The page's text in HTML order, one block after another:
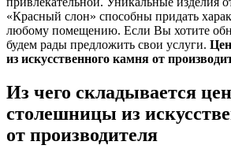
«Красный слон» способны придать
любому помещению. Если Вы хотите
будем рады предложить свои услуги.
из искусственного камня от
Из чего складывается
столешницы из
от производителя